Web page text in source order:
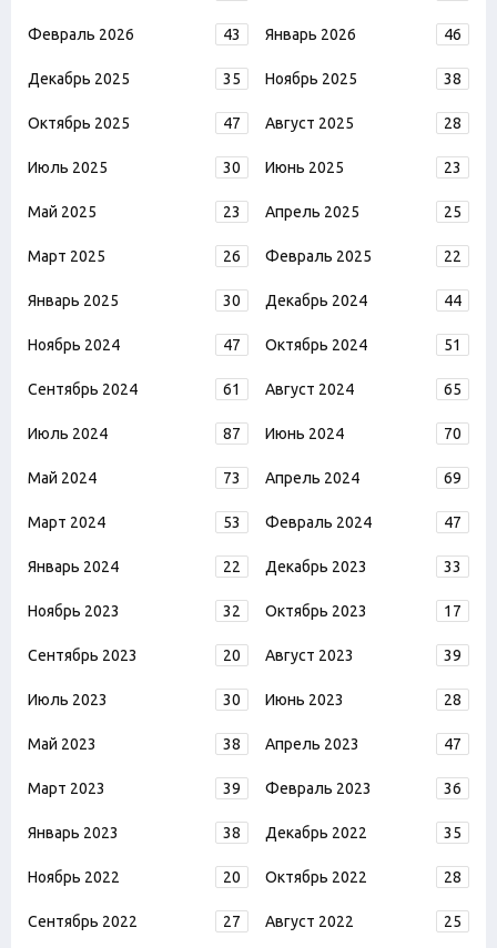
Февраль 2026 43 Январь 2026 46
Декабрь 2025 35 Ноябрь 2025 38
Октябрь 2025 47 Август 2025 28
Июль 2025 30 Июнь 2025 23
Май 2025 23 Апрель 2025 25
Март 2025 26 Февраль 2025 22
Январь 2025 30 Декабрь 2024 44
Ноябрь 2024 47 Октябрь 2024 51
Сентябрь 2024 61 Август 2024 65
Июль 2024 87 Июнь 2024 70
Май 2024 73 Апрель 2024 69
Март 2024 53 Февраль 2024 47
Январь 2024 22 Декабрь 2023 33
Ноябрь 2023 32 Октябрь 2023 17
Сентябрь 2023 20 Август 2023 39
Июль 2023 30 Июнь 2023 28
Май 2023 38 Апрель 2023 47
Март 2023 39 Февраль 2023 36
Январь 2023 38 Декабрь 2022 35
Ноябрь 2022 20 Октябрь 2022 28
Сентябрь 2022 27 Август 2022 25